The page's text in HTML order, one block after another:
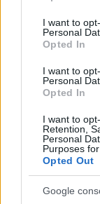
use your data
consent section.
I want to
Personal
Opted In
I want to
Personal
Opted In
I want to
Retention,
Personal
Purposes
Opted Out
Google